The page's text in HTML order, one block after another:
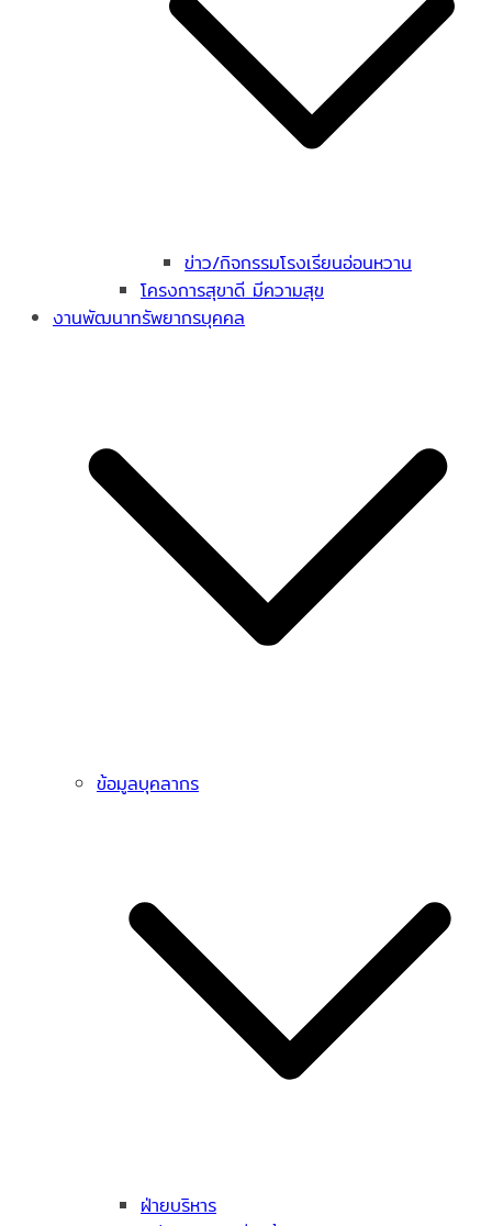
ข่าว/กิจกรรมโรงเรียนอ่อนหวาน
โครงการสุขาดี มีความสุข
งานพัฒนาทรัพยากรบุคคล
ข้อมูลบุคลากร
ฝ่ายบริหาร